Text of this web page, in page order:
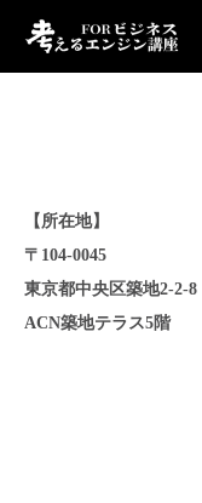
【所在地】
〒104-0045
東京都中央区築地2-2-8
ACN築地テラス5階